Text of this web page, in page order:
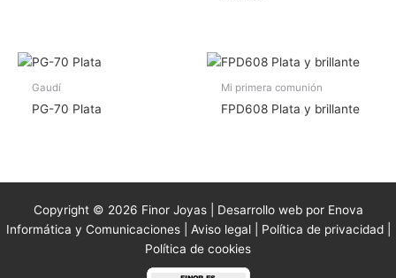
Gaudí
PG-70 Plata
Mi primera comunión
FPD608 Plata y brillante
Copyright © 2026 Finor Joyas | Desarrollo web por Enova
Informática y Comunicaciones | Aviso legal| Política de privacidad|
Política de cookies